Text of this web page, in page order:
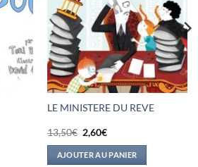
LE MINISTERE DU REVE
13,50€ Le
prix
initial
était :
2,60€Le
actuel
est :
AJOUTER AU PANIER